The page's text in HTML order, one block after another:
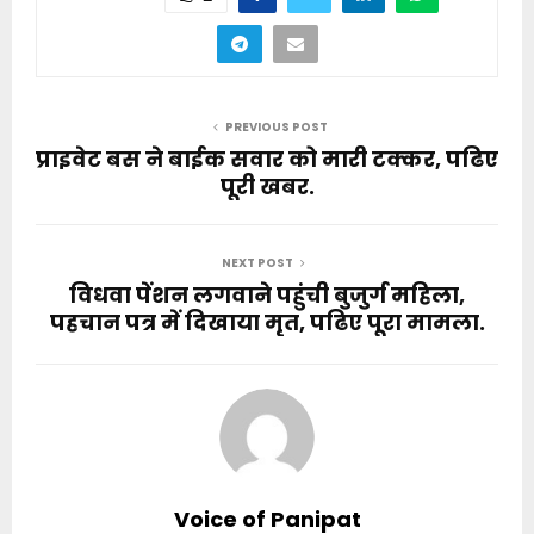
PREVIOUS POST
प्राइवेट बस ने बाईक सवार को मारी टक्कर, पढिए
पूरी खबर.
NEXT POST
विधवा पेंशन लगवाने पहुंची बुजुर्ग महिला,
पहचान पत्र में दिखाया मृत, पढिए पूरा मामला.
Voice of Panipat